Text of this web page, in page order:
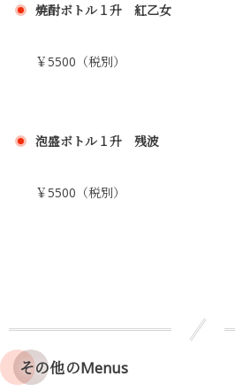
焼酎ボトル１升 紅乙女
￥5500（税別）
泡盛ボトル１升 残波
￥5500（税別）
その他のMenus